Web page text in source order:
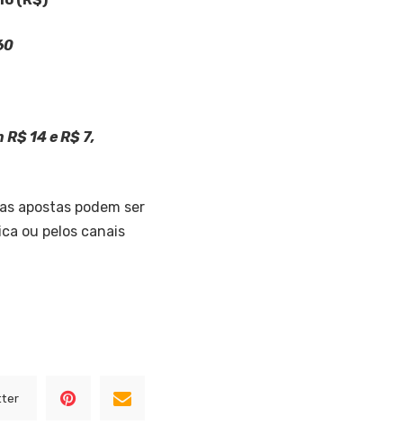
14 e R$ 7,
apostas podem ser
ou pelos canais